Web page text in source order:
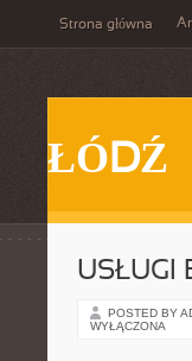
Strona główna
ŁÓDŹ
USŁUGI
POSTED BY
WYŁĄCZONA